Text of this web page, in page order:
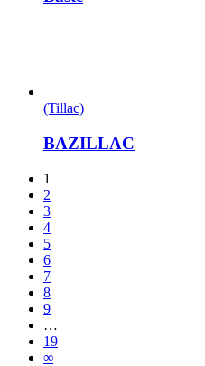
(Tillac)
BAZILLAC
1
2
3
4
5
6
7
8
9
…
19
∞